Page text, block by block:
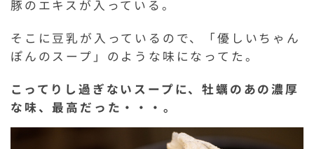
豚のエキスが入っている。
そこに豆乳が入っているので、「優しいちゃん
ぽんのスープ」のような味になってた。
こってりし過ぎないスープに、牡蠣のあの濃厚
な味、最高だった・・・。